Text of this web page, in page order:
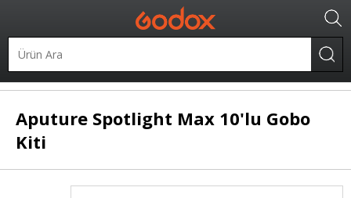
Aputure Spotlight Max 10'lu Gobo
Kiti